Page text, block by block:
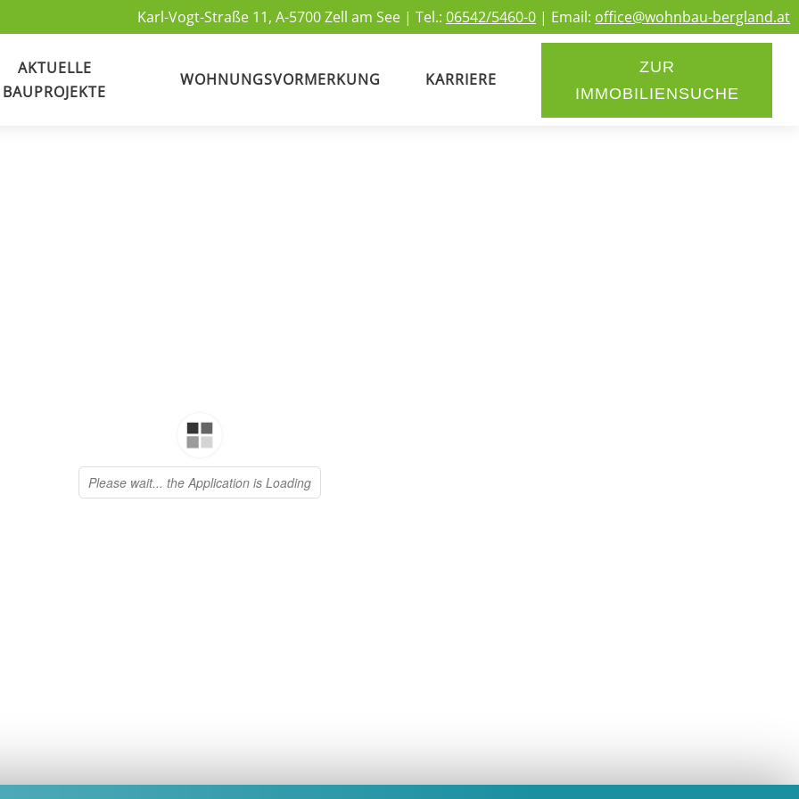
Karl-Vogt-Straße 11, A-5700 Zell am See | Tel.: 06542/5460-0 | Email: office@wohnbau-bergland.at
AKTUELLE
BAUPROJEKTE
WOHNUNGSVORMERKUNG KARRIERE
ZUR
IMMOBILIENSUCHE